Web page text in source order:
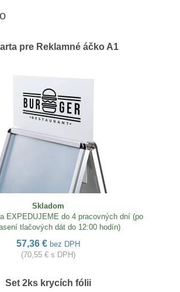
pre Reklamné áčko A1
Skladom
EXPEDUJEME do 4 pracovných dní (po
tlačových dát do 12:00 hodín)
57,36 € bez DPH
(70,55 € s DPH)
Set 2ks krycích fólii